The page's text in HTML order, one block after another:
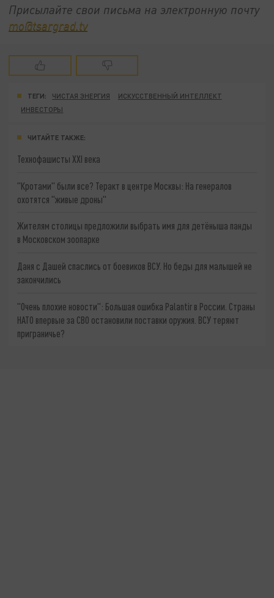
Присылайте свои письма на электронную почту
mo@tsargrad.tv
ТЕГИ: ЧИСТАЯ ЭНЕРГИЯ
ИСКУССТВЕННЫЙ ИНТЕЛЛЕКТ
ИНВЕСТОРЫ
ЧИТАЙТЕ ТАКЖЕ:
Технофашисты XXI века
"Кротами" были все? Теракт в центре Москвы: На генералов
охотятся "живые дроны"
Жителям столицы предложили выбрать имя для детёныша панды
в Московском зоопарке
Даня с Дашей спаслись от боевиков ВСУ. Но беды для малышей не
закончились
"Очень плохие новости": Большая ошибка Palantir в России. Страны
НАТО впервые за СВО остановили поставки оружия. ВСУ теряют
приграничье?